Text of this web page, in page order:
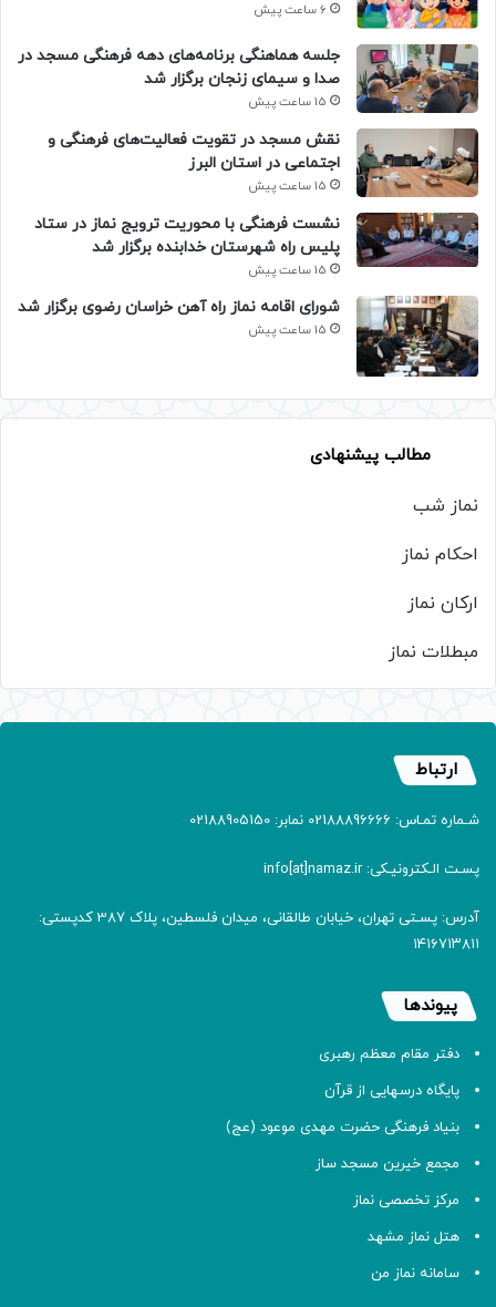
6 ساعت پیش
جلسه هماهنگی برنامه‌های دهه فرهنگی مسجد در
صدا و سیمای زنجان برگزار شد
15 ساعت پیش
نقش مسجد در تقویت فعالیت‌های فرهنگی و
اجتماعی در استان البرز
15 ساعت پیش
نشست فرهنگی با محوریت ترویج نماز در ستاد
پلیس راه شهرستان خدابنده برگزار شد
15 ساعت پیش
شورای اقامه نماز راه آهن خراسان رضوی برگزار شد
15 ساعت پیش
مطالب پیشنهادی
نماز شب
احکام نماز
ارکان نماز
مبطلات نماز
ارتباط
شـماره تمـاس: 02188896666 نمابر: 02188905150
پسـت الـکترونیـکی: info[at]namaz.ir
آدرس: پسـتی تهران، خیابان طالقانی، میدان فلسطین، پلاک 387 کدپستی:
۱۴۱۶۷۱۳۸۱۱
پیوندها
دفتر مقام معظم رهبری
پایگاه درسهایی از قرآن
بنیاد فرهنگی حضرت مهدی موعود (عج)
مجمع خیرین مسجد ساز
مرکز تخصصی نماز
هتل نماز مشهد
سامانه نماز من